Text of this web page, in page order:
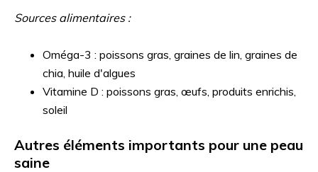
Sources alimentaires :
Oméga-3 : poissons gras, graines de lin, graines de
chia, huile d'algues
Vitamine D : poissons gras, œufs, produits enrichis,
soleil
Autres éléments importants pour une peau
saine